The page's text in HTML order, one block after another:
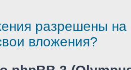
разрешены
вложения?